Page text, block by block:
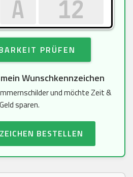
PRÜFEN
Wunschkennzeichen
und möchte Zeit &
Geld sparen.
BESTELLEN